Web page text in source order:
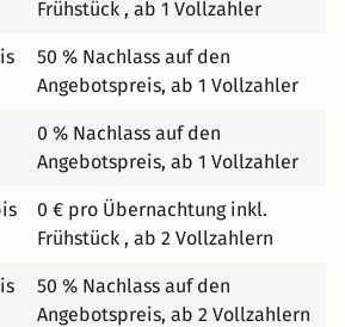
informieren wir Sie gerne
von Kaiser Wilhelm in Koblenz
aus binnen einer halben Stunde.
Zeit, es zu genießen.
Frühstück , ab 1 Vollzahler
50 % Nachlass auf den
Angebotspreis, ab 1 Vollzahler
0 % Nachlass auf den
Angebotspreis, ab 1 Vollzahler
0 € pro Übernachtung inkl.
Frühstück , ab 2 Vollzahlern
50 % Nachlass auf den
Angebotspreis, ab 2 Vollzahlern